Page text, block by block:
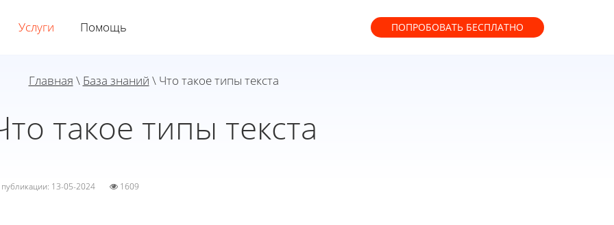
Услуги Помощь ПОПРОБОВАТЬ БЕСПЛАТНО
Главная \ База знаний \ Что такое типы текста
такое типы текста
публикации: 13-05-2024 1609